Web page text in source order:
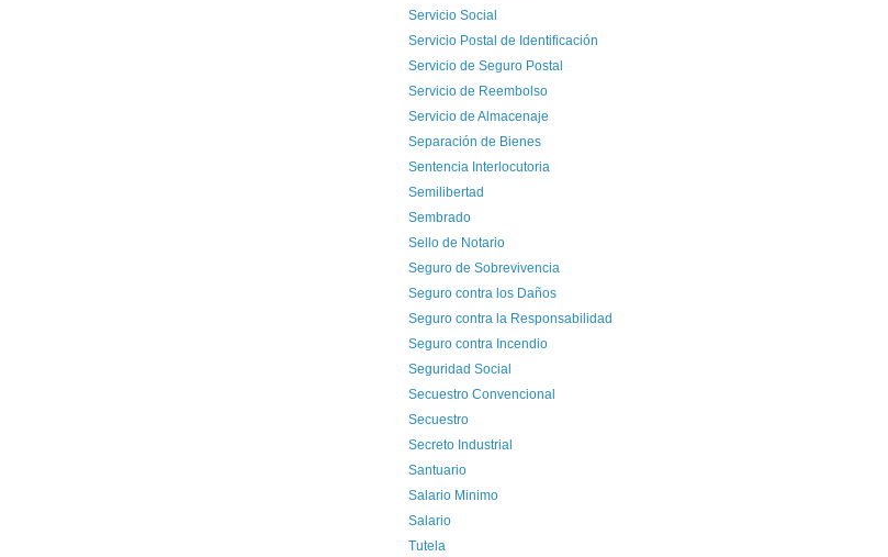
Servicio Social
Servicio Postal de Identificación
Servicio de Seguro Postal
Servicio de Reembolso
Servicio de Almacenaje
Separación de Bienes
Sentencia Interlocutoria
Semilibertad
Sembrado
Sello de Notario
Seguro de Sobrevivencia
Seguro contra los Daños
Seguro contra la Responsabilidad
Seguro contra Incendio
Seguridad Social
Secuestro Convencional
Secuestro
Secreto Industrial
Santuario
Salario Minimo
Salario
Tutela